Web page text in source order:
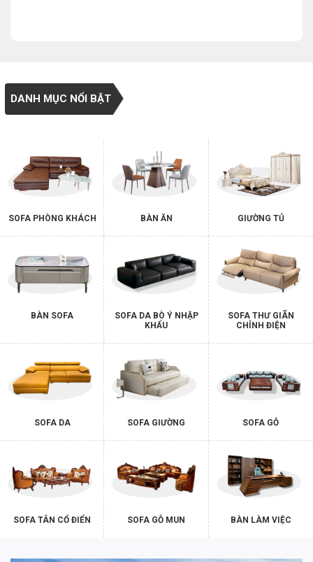
DANH MỤC NỔI BẬT
SOFA PHÒNG KHÁCH BÀN ĂN GIƯỜNG TỦ
BÀN SOFA
SOFA DA BÒ Ý NHẬP
KHẨU
SOFA THƯ GIÃN
CHỈNH ĐIỆN
SOFA DA SOFA GIƯỜNG SOFA GỖ
SOFA TÂN CỔ ĐIỂN SOFA GỖ MUN BÀN LÀM VIỆC